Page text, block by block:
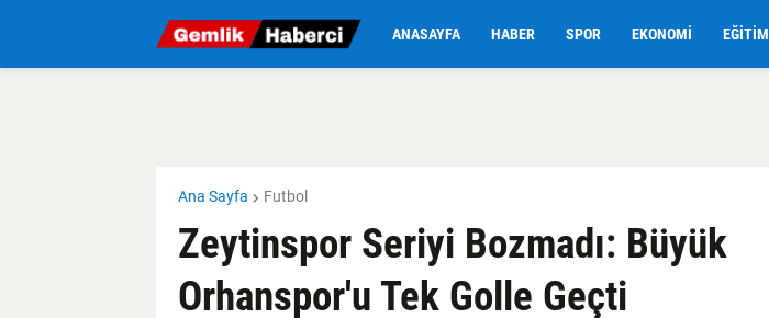
ANASAYFA HABER SPOR EKONOMI EĞITIM
Ana Sayfa Futbol
Zeytinspor Seriyi Bozmadı: Büyük
Orhanspor'u Tek Golle Geçti